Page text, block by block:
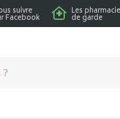
suivre
Facebook
Les
de garde